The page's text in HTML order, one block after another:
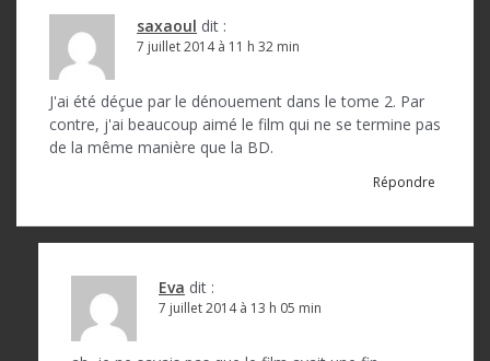
saxaoul dit :
7 juillet 2014 à 11 h 32 min
J'ai été déçue par le dénouement dans le tome 2. Par
contre, j'ai beaucoup aimé le film qui ne se termine pas
de la même manière que la BD.
Répondre
Eva dit :
7 juillet 2014 à 13 h 05 min